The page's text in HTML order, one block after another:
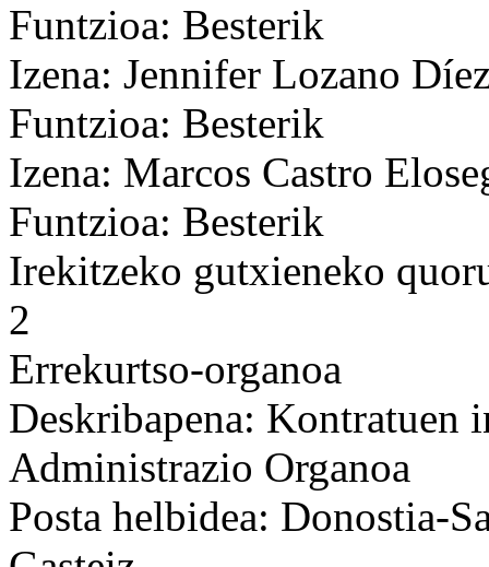
Funtzioa: Besterik
Izena: Jennifer Lozano
Funtzioa: Besterik
Izena: Marcos Castro
Funtzioa: Besterik
Irekitzeko gutxieneko
2
Errekurtso-organoa
Deskribapena: Kontratuen
Administrazio Organoa
Posta helbidea: Donostia-